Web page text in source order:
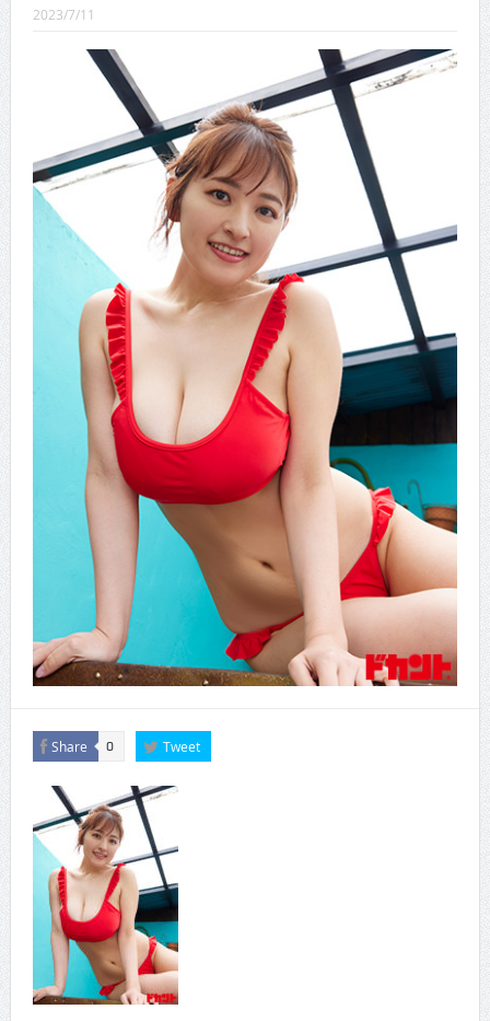
CINEMA×STYLE 289号
CINEMA×STYLE 288号
CINEMA×STYLE 287号
CINEMA×STYLE 286号
CINEMA×STYLE 285号
CINEMA×STYLE 294号
2023/7/11
Share 0 Tweet